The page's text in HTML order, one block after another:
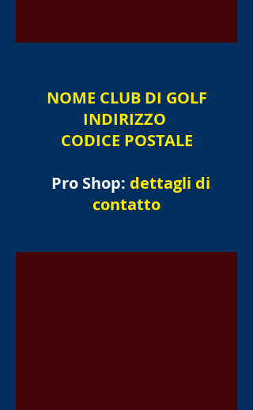
NOME CLUB DI GOLF
INDIRIZZO
CODICE POSTALE
Pro Shop: dettagli di
contatto